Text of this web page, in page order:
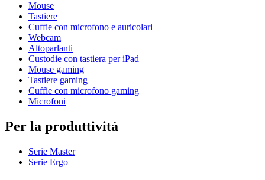
Mouse
Tastiere
Cuffie con microfono e auricolari
Webcam
Altoparlanti
Custodie con tastiera per iPad
Mouse gaming
Tastiere gaming
Cuffie con microfono gaming
Microfoni
Per la produttività
Serie Master
Serie Ergo